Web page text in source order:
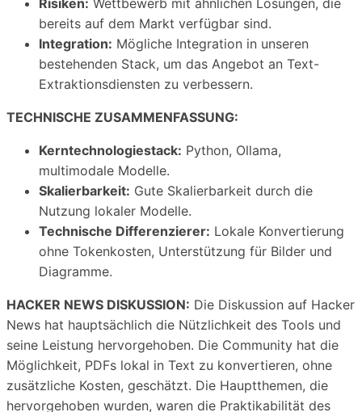
bereits auf dem Markt verfügbar sind.
Integration: Mögliche Integration in unseren
bestehenden Stack, um das Angebot an Text-
Extraktionsdiensten zu verbessern.
TECHNISCHE ZUSAMMENFASSUNG:
Kerntechnologiestack: Python, Ollama,
multimodale Modelle.
Skalierbarkeit: Gute Skalierbarkeit durch die
Nutzung lokaler Modelle.
Technische Differenzierer: Lokale Konvertierung
ohne Tokenkosten, Unterstützung für Bilder und
Diagramme.
HACKER NEWS DISKUSSION: Die Diskussion auf Hacker
News hat hauptsächlich die Nützlichkeit des Tools und
seine Leistung hervorgehoben. Die Community hat die
Möglichkeit, PDFs lokal in Text zu konvertieren, ohne
zusätzliche Kosten, geschätzt. Die Hauptthemen, die
hervorgehoben wurden, waren die Praktikabilität des